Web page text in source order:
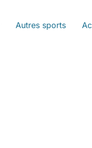
Autres sports